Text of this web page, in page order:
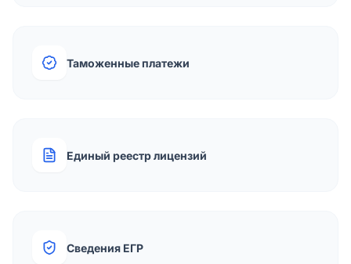
Таможенные платежи
Единый реестр лицензий
Сведения ЕГР